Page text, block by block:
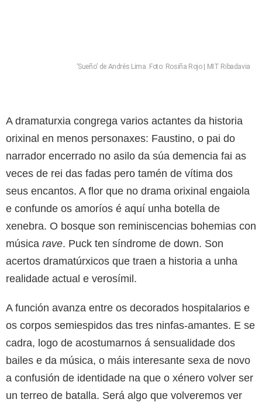
‘Sueño’ de Andrés Lima. Foto: Rosiña Rojo | MIT Ribadavia
A dramaturxia congrega varios actantes da historia
orixinal en menos personaxes: Faustino, o pai do
narrador encerrado no asilo da súa demencia fai as
veces de rei das fadas pero tamén de vítima dos
seus encantos. A flor que no drama orixinal engaiola
e confunde os amoríos é aquí unha botella de
xenebra. O bosque son reminiscencias bohemias con
música rave. Puck ten síndrome de down. Son
acertos dramatúrxicos que traen a historia a unha
realidade actual e verosímil.
A función avanza entre os decorados hospitalarios e
os corpos semiespidos das tres ninfas-amantes. E se
cadra, logo de acostumarnos á sensualidade dos
bailes e da música, o máis interesante sexa de novo
a confusión de identidade na que o xénero volver ser
un terreo de batalla. Será algo que volveremos ver